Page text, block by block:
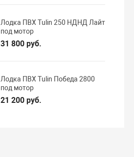
Лодка ПВХ Tulin 250 НДНД Лайт
под мотор
31 800 руб.
Лодка ПВХ Tulin Победа 2800
под мотор
21 200 руб.